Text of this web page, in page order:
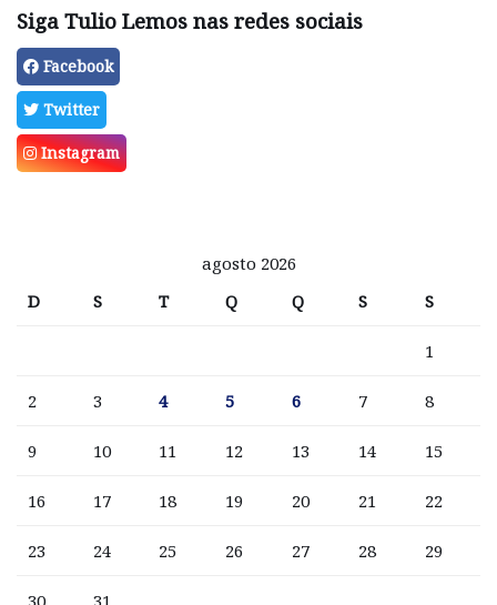
Siga Tulio Lemos nas redes sociais
Facebook
Twitter
Instagram
agosto 2026
D
S T Q Q S S
1
2 3 4 5 6 7 8
9 10 11 12 13 14 15
16 17 18 19 20 21 22
23 24 25 26 27 28 29
30 31